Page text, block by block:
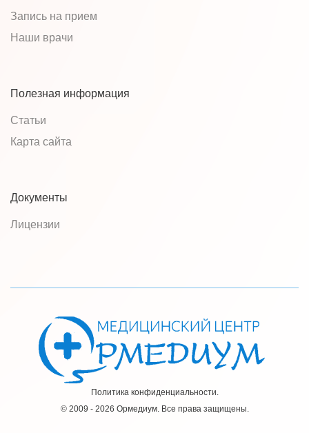
Запись на прием
Наши врачи
Полезная информация
Статьи
Карта сайта
Документы
Лицензии
Политика конфиденциальности.
© 2009 - 2026 Ормедиум. Все права защищены.